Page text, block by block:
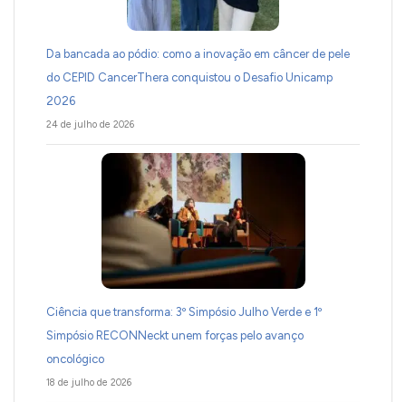
Da bancada ao pódio: como a inovação em câncer de pele
do CEPID CancerThera conquistou o Desafio Unicamp
2026
24 de julho de 2026
Ciência que transforma: 3º Simpósio Julho Verde e 1º
Simpósio RECONNeckt unem forças pelo avanço
oncológico
18 de julho de 2026